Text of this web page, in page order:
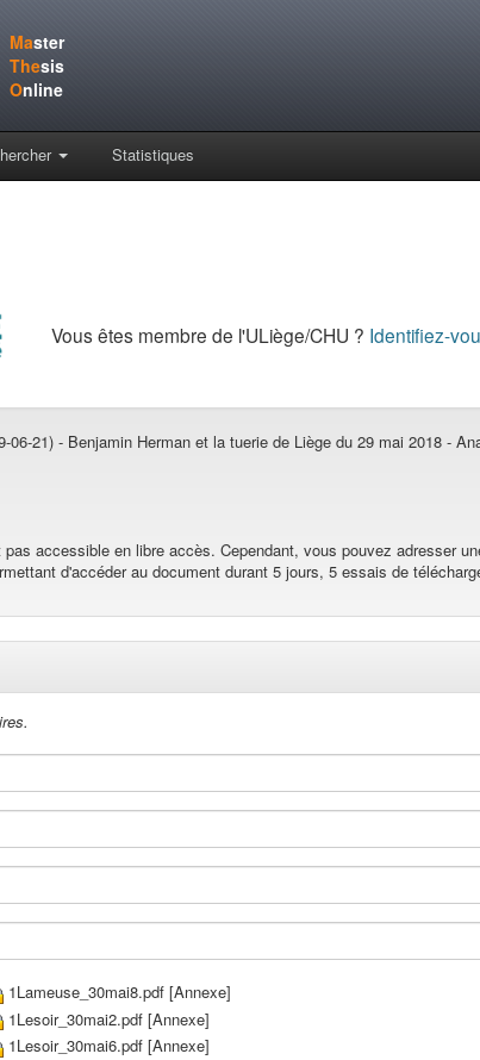
Master
Thesis
Online
Statistiques
Vous êtes membre de l'ULiège/CHU ? Identifiez-
06-21) - Benjamin Herman et la tuerie de Liège du 29 mai 2018 -
accessible en libre accès. Cependant, vous pouvez adresser
d'accéder au document durant 5 jours, 5 essais de
1Lameuse_30mai8.pdf [Annexe]
1Lesoir_30mai2.pdf [Annexe]
1Lesoir_30mai6.pdf [Annexe]